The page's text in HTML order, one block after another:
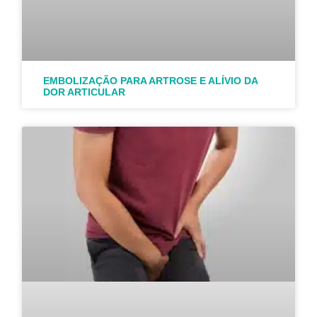
EMBOLIZAÇÃO PARA ARTROSE E ALÍVIO DA
DOR ARTICULAR